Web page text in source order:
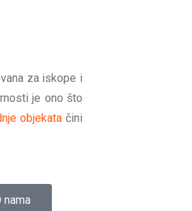
za iskope i
je ono što
objekata čini
nama